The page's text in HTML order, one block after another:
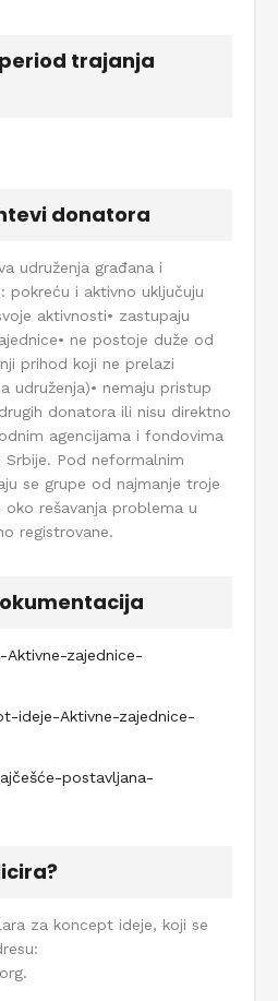
trajanja
donatora
udruženja građana i
pokreću i aktivno uključuju
aktivnosti• zastupaju
ne postoje duže od
prihod koji ne prelazi
udruženja)• nemaju pristup
donatora ili nisu direktno
agencijama i fondovima
Pod neformalnim
se grupe od najmanje troje
oko rešavanja problema u
registrovane.
zajednice-
ideje-Aktivne-zajednice-
postavljana-
za koncept ideje, koji se